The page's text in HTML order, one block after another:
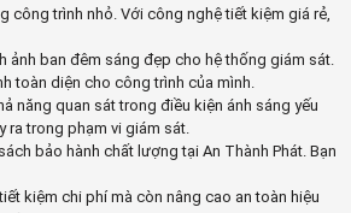
trình nhỏ. Với công nghệ tiết kiệm giá rẻ,
ảnh ban đêm sáng đẹp cho hệ thống giám sát.
toàn diện cho công trình của mình.
năng quan sát trong điều kiện ánh sáng yếu
trong phạm vi giám sát.
bảo hành chất lượng tại An Thành Phát. Bạn
kiệm chi phí mà còn nâng cao an toàn hiệu